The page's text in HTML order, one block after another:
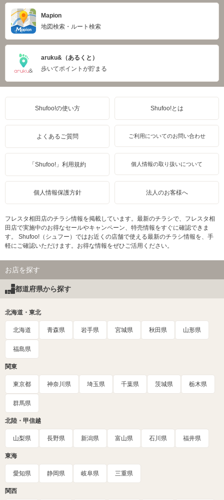
Mapion
地図検索・ルート検索
aruku&（あるくと）
歩いてポイントが貯まる
Shufoo!の使い方 Shufoo!とは
よくあるご質問 ご利用についてのお問い合わせ
「Shufoo!」利用規約 個人情報の取り扱いについて
個人情報保護方針 法人のお客様へ
フレスタ相田店のチラシ情報を掲載しています。最新のチラシで、フレスタ相
田店で実施中のお得なセールやキャンペーン、特売情報をすぐに確認できま
す。 Shufoo!（シュフー）ではお近くの店舗で使える最新のチラシ情報を、手
軽にご確認いただけます。お得な情報をぜひご活用ください。
お店を探す
都道府県から探す
北海道・東北
北海道 青森県 岩手県 宮城県 秋田県 山形県
福島県
関東
東京都 神奈川県 埼玉県 千葉県 茨城県 栃木県
群馬県
北陸・甲信越
山梨県 長野県 新潟県 富山県 石川県 福井県
東海
愛知県 静岡県 岐阜県 三重県
関西